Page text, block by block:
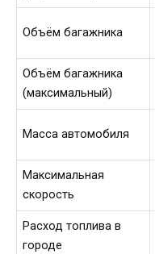
Объём багажника
Объём багажника
(максимальный)
Масса автомобиля
Максимальная
скорость
Расход топлива в
городе